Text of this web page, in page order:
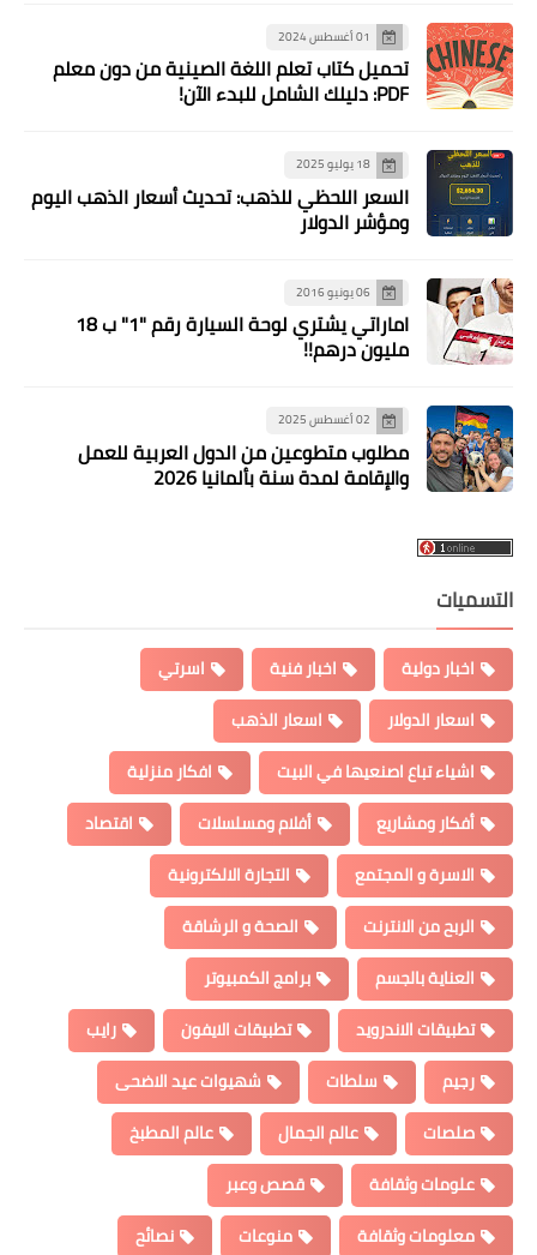
01 أغسطس 2024
تحميل كتاب تعلم اللغة الصينية من دون معلم
PDF: دليلك الشامل للبدء الآن!
18 يوليو 2025
السعر اللحظي للذهب: تحديث أسعار الذهب اليوم
ومؤشر الدولار
06 يونيو 2016
اماراتي يشتري لوحة السيارة رقم "1" ب 18
مليون درهم!!
02 أغسطس 2025
مطلوب متطوعين من الدول العربية للعمل
والإقامة لمدة سنة بألمانيا 2026
التسميات
اخبار دولية اخبار فنية
اسرتي
اسعار الدولار
اسعار الذهب
اشياء تباع اصنعيها في البيت
افكار منزلية
أفكار ومشاريع
أفلام ومسلسلات
اقتصاد
الاسرة و المجتمع
التجارة الالكترونية
الربح من الانترنت
الصحة و الرشاقة
العناية بالجسم
برامج الكمبيوتر
تطبيقات الاندرويد
تطبيقات الايفون
رايب
رجيم
سلطات
شهيوات عيد الاضحى
صلصات
عالم الجمال
عالم المطبخ
علومات وثقافة
قصص وعبر
معلومات وثقافة
منوعات نصائح